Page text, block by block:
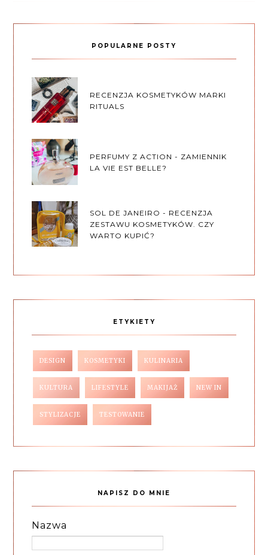
POPULARNE POSTY
RECENZJA KOSMETYKÓW MARKI
RITUALS
PERFUMY Z ACTION - ZAMIENNIK
LA VIE EST BELLE?
SOL DE JANEIRO - RECENZJA
ZESTAWU KOSMETYKÓW. CZY
WARTO KUPIĆ?
ETYKIETY
DESIGN KOSMETYKI KULINARIA
KULTURA LIFESTYLE MAKIJAŻ NEW IN
STYLIZACJE TESTOWANIE
NAPISZ DO MNIE
Nazwa